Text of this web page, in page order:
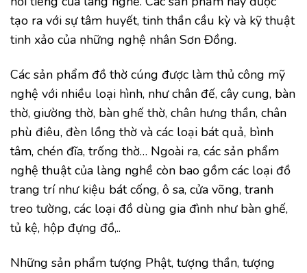
tạo ra với sự tâm huyết, tinh thần cầu kỳ và kỹ thuật
tinh xảo của những nghệ nhân Sơn Đồng.
Các sản phẩm đồ thờ cúng được làm thủ công mỹ
nghệ với nhiều loại hình, như chân đế, cây cung, bàn
thờ, giường thờ, bàn ghế thờ, chân hưng thần, chân
phù điêu, đèn lồng thờ và các loại bát quả, bình
tâm, chén đĩa, trống thờ… Ngoài ra, các sản phẩm
nghệ thuật của làng nghề còn bao gồm các loại đồ
trang trí như kiệu bát cống, ô sa, cửa võng, tranh
treo tường, các loại đồ dùng gia đình như bàn ghế,
tủ kệ, hộp đựng đồ,..
Những sản phẩm tượng Phật, tượng thần, tượng